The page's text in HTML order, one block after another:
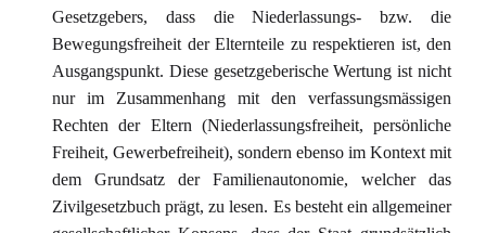
Gesetzgebers, dass die Niederlassungs- bzw. die
Bewegungsfreiheit der Elternteile zu respektieren ist, den
Ausgangspunkt. Diese gesetzgeberische Wertung ist nicht
nur im Zusammenhang mit den verfassungsmässigen
Rechten der Eltern (Niederlassungsfreiheit, persönliche
Freiheit, Gewerbefreiheit), sondern ebenso im Kontext mit
dem Grundsatz der Familienautonomie, welcher das
Zivilgesetzbuch prägt, zu lesen. Es besteht ein allgemeiner